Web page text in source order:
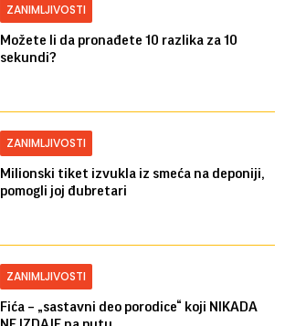
ZANIMLJIVOSTI
Možete li da pronađete 10 razlika za 10
sekundi?
ZANIMLJIVOSTI
Milionski tiket izvukla iz smeća na deponiji,
pomogli joj đubretari
ZANIMLJIVOSTI
Fića – „sastavni deo porodice“ koji NIKADA